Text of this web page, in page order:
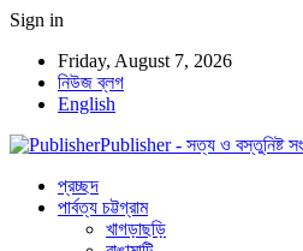
Sign in
Friday, August 7, 2026
নিউজ ব্লগ
English
Publisher - সত্য ও বস্তুনিষ্ট
প্রচ্ছদ
পার্বত্য চট্টগ্রাম
খাগড়াছড়ি